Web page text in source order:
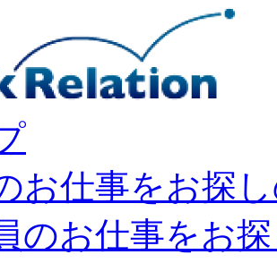
お仕事をお探
のお仕事をお